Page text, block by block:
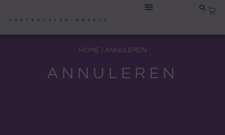
naar
de
VOETBALKLEDINGSALE
HOME / ANNULEREN
ANNULEREN